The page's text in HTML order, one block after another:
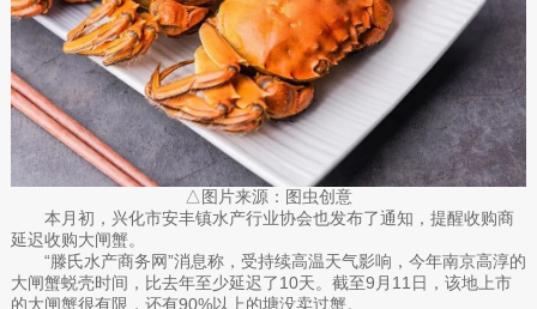
△图片来源：图虫创意
本月初，兴化市安丰镇水产行业协会也发布了通知，提醒收购商
延迟收购大闸蟹。
“滕氏水产商务网”消息称，受持续高温天气影响，今年南京高淳的
大闸蟹蜕壳时间，比去年至少延迟了10天。截至9月11日，该地上市
的大闸蟹很有限，还有90%以上的塘没卖过蟹。